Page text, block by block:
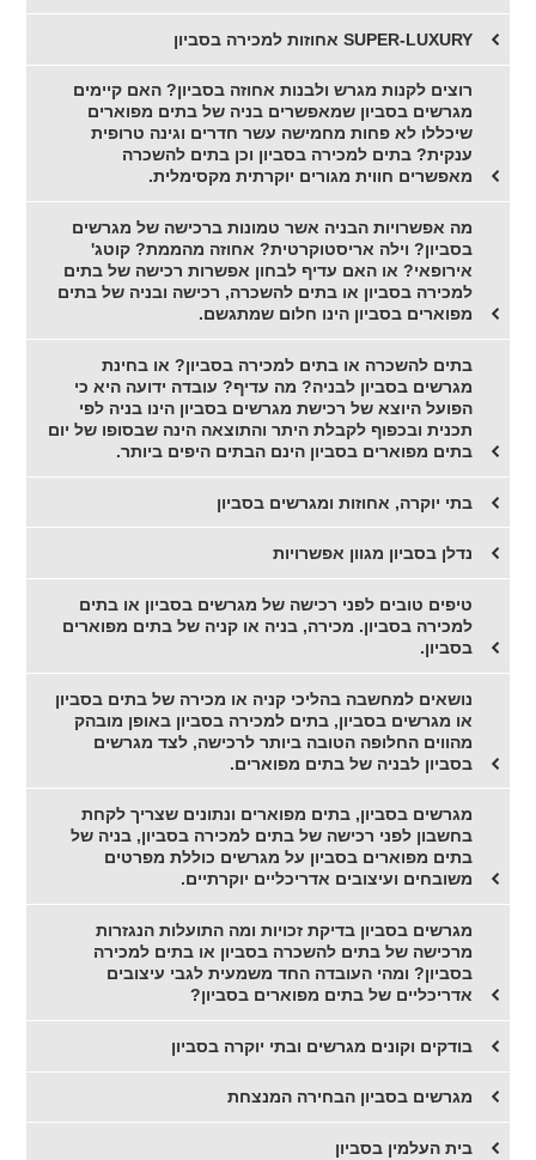
SUPER-LUXURY אחוזות למכירה בסביון
רוצים לקנות מגרש ולבנות אחוזה בסביון? האם קיימים
מגרשים בסביון שמאפשרים בניה של בתים מפוארים
שיכללו לא פחות מחמישה עשר חדרים וגינה טרופית
ענקית? בתים למכירה בסביון וכן בתים להשכרה
מאפשרים חווית מגורים יוקרתית מקסימלית.
מה אפשרויות הבניה אשר טמונות ברכישה של מגרשים
בסביון? וילה אריסטוקרטית? אחוזה מהממת? קוטג'
אירופאי? או האם עדיף לבחון אפשרות רכישה של בתים
למכירה בסביון או בתים להשכרה, רכישה ובניה של בתים
מפוארים בסביון הינו חלום שמתגשם.
בתים להשכרה או בתים למכירה בסביון? או בחינת
מגרשים בסביון לבניה? מה עדיף? עובדה ידועה היא כי
הפועל היוצא של רכישת מגרשים בסביון הינו בניה לפי
תכנית ובכפוף לקבלת היתר והתוצאה הינה שבסופו של יום
בתים מפוארים בסביון הינם הבתים היפים ביותר.
בתי יוקרה, אחוזות ומגרשים בסביון
נדלן בסביון מגוון אפשרויות
טיפים טובים לפני רכישה של מגרשים בסביון או בתים
למכירה בסביון. מכירה, בניה או קניה של בתים מפוארים
בסביון.
נושאים למחשבה בהליכי קניה או מכירה של בתים בסביון
או מגרשים בסביון, בתים למכירה בסביון באופן מובהק
מהווים החלופה הטובה ביותר לרכישה, לצד מגרשים
בסביון לבניה של בתים מפוארים.
מגרשים בסביון, בתים מפוארים ונתונים שצריך לקחת
בחשבון לפני רכישה של בתים למכירה בסביון, בניה של
בתים מפוארים בסביון על מגרשים כוללת מפרטים
משובחים ועיצובים אדריכליים יוקרתיים.
מגרשים בסביון בדיקת זכויות ומה התועלות הנגזרות
מרכישה של בתים להשכרה בסביון או בתים למכירה
בסביון? ומהי העובדה החד משמעית לגבי עיצובים
אדריכליים של בתים מפוארים בסביון?
בודקים וקונים מגרשים ובתי יוקרה בסביון
מגרשים בסביון הבחירה המנצחת
בית העלמין בסביון